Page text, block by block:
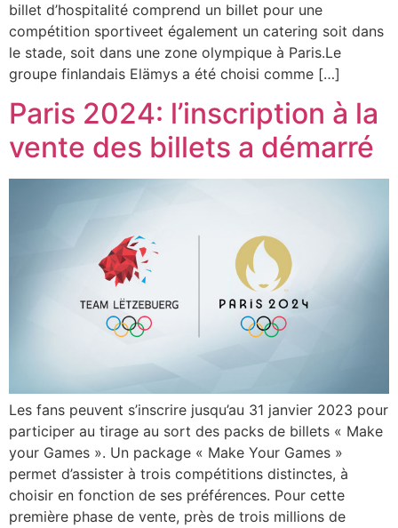
billet d’hospitalité comprend un billet pour une
compétition sportiveet également un catering soit dans
le stade, soit dans une zone olympique à Paris.Le
groupe finlandais Elämys a été choisi comme […]
Paris 2024: l’inscription à la
vente des billets a démarré
Les fans peuvent s’inscrire jusqu’au 31 janvier 2023 pour
participer au tirage au sort des packs de billets « Make
your Games ». Un package « Make Your Games »
permet d’assister à trois compétitions distinctes, à
choisir en fonction de ses préférences. Pour cette
première phase de vente, près de trois millions de